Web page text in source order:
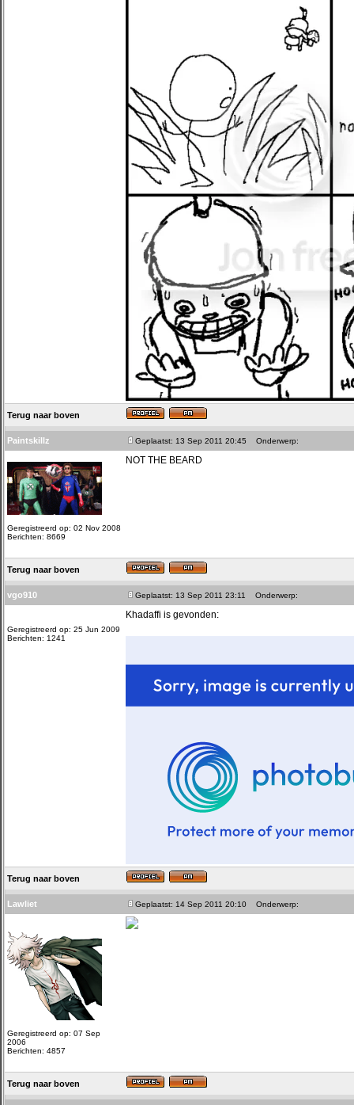
Terug naar boven
Paintskillz Geplaatst: 13 Sep 2011 20:45 Onderwerp:
Geregistreerd op: 02 Nov 2008
Berichten: 8669
NOT THE BEARD
Terug naar boven
vgo910 Geplaatst: 13 Sep 2011 23:11 Onderwerp:
Geregistreerd op: 25 Jun 2009
Berichten: 1241
Khadaffi is gevonden:
Terug naar boven
Lawliet Geplaatst: 14 Sep 2011 20:10 Onderwerp:
Geregistreerd op: 07 Sep
2006
Berichten: 4857
Terug naar boven